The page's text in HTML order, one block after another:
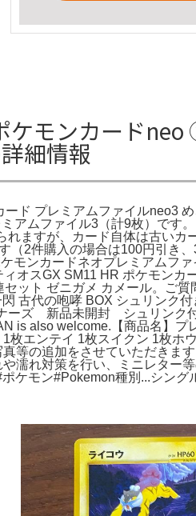
ケモンカード
細情報
ド プレミアムファイルneo3
ムファイル3（計9枚）です
ますが、カード自体は古いカ
2件購入の場合は100円引き
モンカードネオプレミアムフ
スGX SM11 HR ポケモンカ
ット ゼニガメ カメール。ご
古代の咆哮 BOX シュリン
ズ 新品未開封 シュリンク
is also welcome.【商品名】プ
エンテイ 1枚スイクン 1枚ホ
等の追加をさせていただきま
濡れ対策を行い、ミニレター
ケモン#Pokemon種別...シング